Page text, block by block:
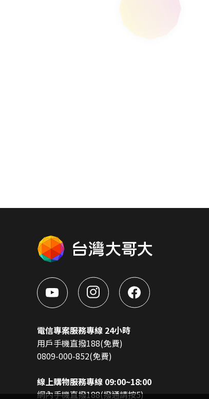
電信專案服務專線 24小時
用戶手機直撥188(免費)
0809-000-852(免費)
線上購物服務專線 09:00~18:00
網內手機直撥188(撥通請按5)